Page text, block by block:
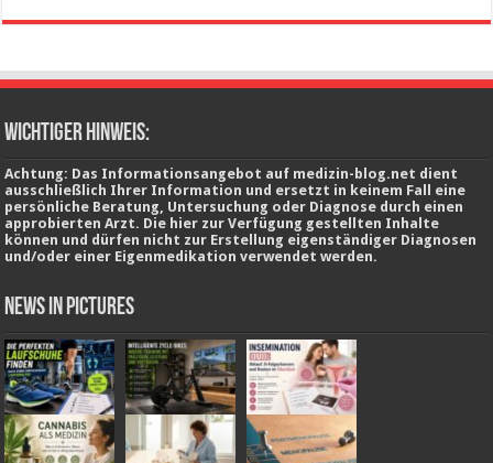
wichtiger Hinweis:
Achtung: Das Informationsangebot auf medizin-blog.net dient
ausschließlich Ihrer Information und ersetzt in keinem Fall eine
persönliche Beratung, Untersuchung oder Diagnose durch einen
approbierten Arzt. Die hier zur Verfügung gestellten Inhalte
können und dürfen nicht zur Erstellung eigenständiger Diagnosen
und/oder einer Eigenmedikation verwendet werden.
News in Pictures